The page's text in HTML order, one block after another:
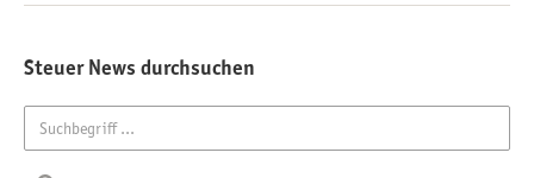
Steuer News durchsuchen